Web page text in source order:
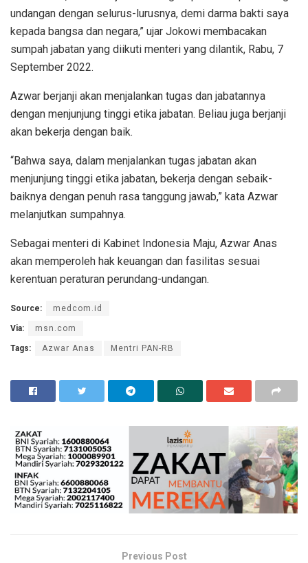
undangan dengan selurus-lurusnya, demi darma bakti saya
kepada bangsa dan negara,” ujar Jokowi membacakan
sumpah jabatan yang diikuti menteri yang dilantik, Rabu, 7
September 2022.
Azwar berjanji akan menjalankan tugas dan jabatannya
dengan menjunjung tinggi etika jabatan. Beliau juga berjanji
akan bekerja dengan baik.
“Bahwa saya, dalam menjalankan tugas jabatan akan
menjunjung tinggi etika jabatan, bekerja dengan sebaik-
baiknya dengan penuh rasa tanggung jawab,” kata Azwar
melanjutkan sumpahnya.
Sebagai menteri di Kabinet Indonesia Maju, Azwar Anas
akan memperoleh hak keuangan dan fasilitas sesuai
kerentuan peraturan perundang-undangan.
Source: medcom.id
Via: msn.com
Tags: Azwar Anas Mentri PAN-RB
Previous Post